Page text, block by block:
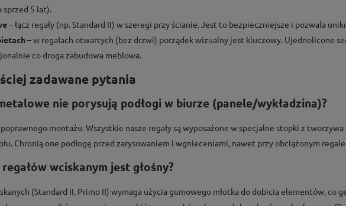
sprzed 5 lat).
– łącz regały (np. Standard II) w szeregi przy ścianie. Jest to bezpieczniejsze i pozwala
– w regałach otwartych (bez drzwi) porządek wizualny jest kluczowy. Ujednolicone
co droga zabudowa meblowa.
zadawane pytania
nie porysują podłogi w biurze (panele/wykładzina)?
montażu. Wszystkie nasze regały są wyposażone w specjalne stopki z
Chronią one podłogę przed zarysowaniem i wgnieceniami, nawet przy obciążonym
wciskanym jest głośny?
(Standard II, Primo II) wymaga użycia gumowego młotka do dobicia elementów, co